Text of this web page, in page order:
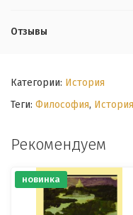
Отзывы
Категории: История
Теги: Философия, История
Рекомендуем
новинка